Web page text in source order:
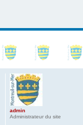
admin
Administrateur du site